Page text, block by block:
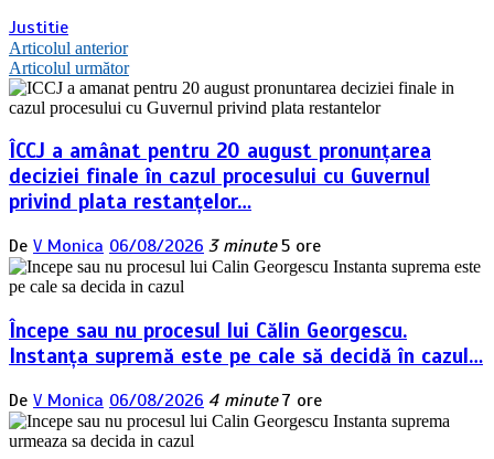
Justitie
Navigare
în
articole
Articolul anterior
Articolul următor
ÎCCJ a amânat pentru 20 august pronunțarea
deciziei finale în cazul procesului cu Guvernul
privind plata restanțelor…
De V Monica 06/08/2026 3 minute 5 ore
Începe sau nu procesul lui Călin Georgescu.
Instanța supremă este pe cale să decidă în cazul…
De V Monica 06/08/2026 4 minute 7 ore